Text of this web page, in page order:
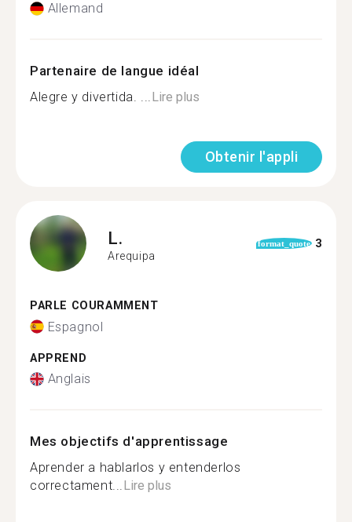
Allemand
Partenaire de langue idéal
Alegre y divertida. ...Lire plus
Obtenir l'appli
L.
Arequipa
format_quote 3
PARLE COURAMMENT
Espagnol
APPREND
Anglais
Mes objectifs d'apprentissage
Aprender a hablarlos y entenderlos
correctament...Lire plus